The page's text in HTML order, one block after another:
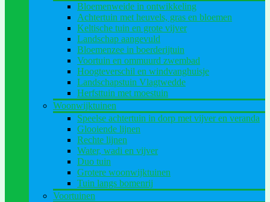
Bloemenweide in ontwikkeling
Achtertuin met heuvels, gras en bloemen
Keltische tuin en grote vijver
Landschap aangevuld
Bloemenzee in boerderijtuin
Voortuin en ommuurd zwembad
Hoogteverschil en windvanghuisje
Landschapstuin Vlagtwedde
Herfsttuin met moestuin
Woonwijktuinen
Speelse achtertuin in dorp met vijver en veranda
Glooiende lijnen
Rechte lijnen
Water, wadi en vijver
Duo tuin
Grotere woonwijktuinen
Tuin langs bomenrij
Voortuinen